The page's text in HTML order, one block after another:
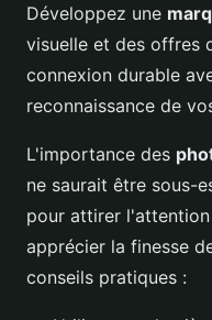
Développez une
visuelle et des offres
connexion durable
reconnaissance de
L'importance des
ne saurait être sous-
pour attirer
apprécier la finesse
conseils pratiques :